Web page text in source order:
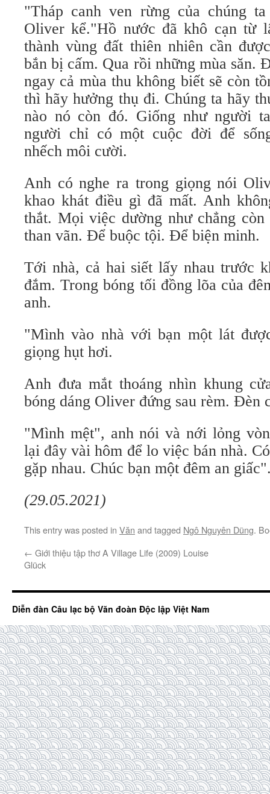
"Tháp canh ven rừng của chúng
Oliver kể."Hồ nước đã khô cạn từ
thành vùng đất thiên nhiên cần
bắn bị cấm. Qua rồi những mùa săn.
ngay cả mùa thu không biết sẽ còn
thì hãy hưởng thụ đi. Chúng ta hãy
nào nó còn đó. Giống như người
người chỉ có một cuộc đời để
nhếch môi cười.
Anh có nghe ra trong giọng nói
khao khát điều gì đã mất. Anh
thắt. Mọi việc dường như chẳng
than vãn. Để buộc tội. Để biện minh.
Tới nhà, cả hai siết lấy nhau trước
đắm. Trong bóng tối đồng lõa của
anh.
"Mình vào nhà với bạn một lát
giọng hụt hơi.
Anh đưa mắt thoáng nhìn khung
bóng dáng Oliver đứng sau rèm. Đèn
"Mình mệt", anh nói và nới lỏng
lại đây vài hôm để lo việc bán nhà.
gặp nhau. Chúc bạn một đêm an
(29.05.2021)
This entry was posted in Văn and tagged Ngô Nguyên Dũng.
← Giới thiệu tập thơ A Village Life (2009) Louise
Glück
Diễn đàn Câu lạc bộ Văn đoàn Độc lập Việt Nam